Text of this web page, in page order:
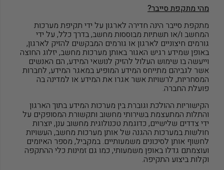
מהי מתקפת סייבר?
מתקפת סייבר הינה חדירה לארגון על ידי תקיפת מערכות
המחשב ו/או תשתיות מבוססות מחשב, בדרך כלל, על ידי
גורמים חיצוניים לארגון או גורמים המבקשים להזיק לארגון,
באופן שמידע רגיש האגור באותן מערכות מחשב, יזלוג החוצה
וייעשה בו שימוש העלול להזיק לנושאי המידע, הם האנשים
אשר לגביהם מתייחס המידע המופיע במאגר המידע, לחברות
המסחריות, לרשויות אשר אגרו את המידע או למדינה בה
פועלת החברה.
הקישוריות ההולכת וגוברת בין מערכות המידע בתוך הארגון
והתלות המתעצמת בשירותי מחשוב ותקשורת המסופקים על
ידי צדדים שלישיים, כדוגמת טכנולוגית מחשוב ענן, יוצרות
חולשות במערכות ההגנה של אותן מערכות מחשב, העשויות
לחשוף אותן לסיכונים משמעותיים. במקביל, מספר האיומים
ועוצמתם גדלו באופן משמעותי, כמו גם זמינות כלי ההתקפה
וקלות ביצוע התקיפה.